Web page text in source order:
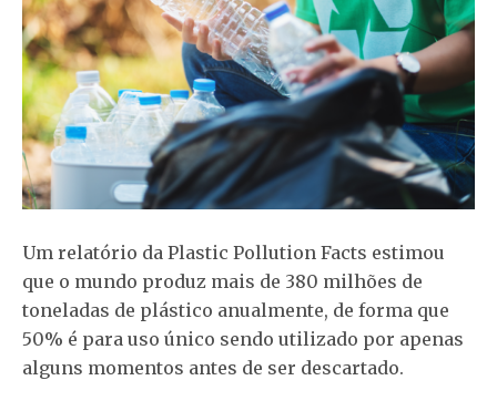
Um relatório da Plastic Pollution Facts estimou
que o mundo produz mais de 380 milhões de
toneladas de plástico anualmente, de forma que
50% é para uso único sendo utilizado por apenas
alguns momentos antes de ser descartado.